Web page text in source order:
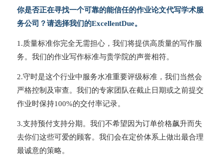
你是否正在寻找一个可靠的能信任的作业论文代写学术服
务公司？请选择我们的ExcellentDue。
1.质量标准你完全无需担心，我们将提供高质量的写作服
务。我们的作业写作标准与贵学院的声誉相符。
2.守时是这个行业中服务水准重要评级标准，我们当然会
严格控制及审查。我们的专家团队在截止日期或之前提交
作业时保持100%的交付率记录。
3.支持预付支持分期。我们不希望因为订单价格飙升而失
去你们这些可爱的顾客。我们会在定价体系上做出最合理
最诚意的策略。